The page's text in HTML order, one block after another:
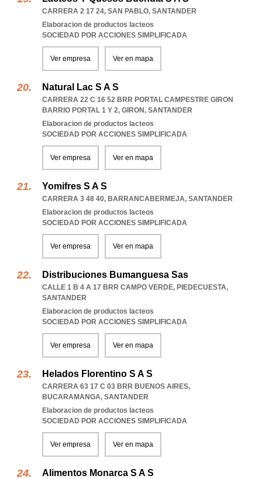
CARRERA 2 17 24, SAN PABLO, SANTANDER
Elaboracion de productos lacteos
SOCIEDAD POR ACCIONES SIMPLIFICADA
Ver empresa Ver en mapa
Natural Lac S A S
CARRERA 22 C 16 52 BRR PORTAL CAMPESTRE GIRON
BARRIO PORTAL 1 Y 2, GIRON, SANTANDER
Elaboracion de productos lacteos
SOCIEDAD POR ACCIONES SIMPLIFICADA
Ver empresa Ver en mapa
Yomifres S A S
CARRERA 3 48 40, BARRANCABERMEJA, SANTANDER
Elaboracion de productos lacteos
SOCIEDAD POR ACCIONES SIMPLIFICADA
Ver empresa Ver en mapa
Distribuciones Bumanguesa Sas
CALLE 1 B 4 A 17 BRR CAMPO VERDE, PIEDECUESTA,
SANTANDER
Elaboracion de productos lacteos
SOCIEDAD POR ACCIONES SIMPLIFICADA
Ver empresa Ver en mapa
Helados Florentino S A S
CARRERA 63 17 C 03 BRR BUENOS AIRES,
BUCARAMANGA, SANTANDER
Elaboracion de productos lacteos
SOCIEDAD POR ACCIONES SIMPLIFICADA
Ver empresa Ver en mapa
Alimentos Monarca S A S